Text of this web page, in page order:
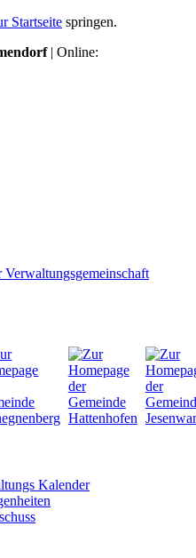
Startseite springen.
| Online:
Kalender